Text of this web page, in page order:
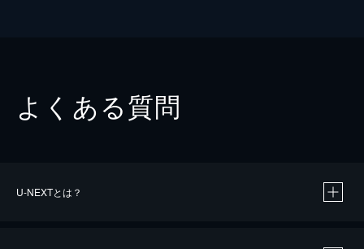
よくある質問
U-NEXTとは？